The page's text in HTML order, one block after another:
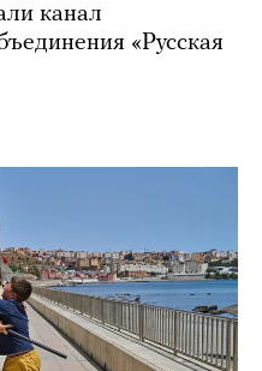
канал
«Русская